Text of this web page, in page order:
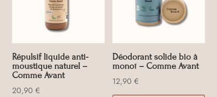
Répulsif liquide anti-
moustique naturel –
Comme Avant
20,90 €
Déodorant solide bio à
monoï – Comme Avant
12,90 €